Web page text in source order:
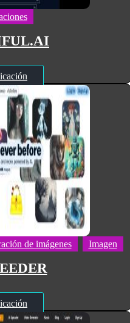
de imágenes Imagen